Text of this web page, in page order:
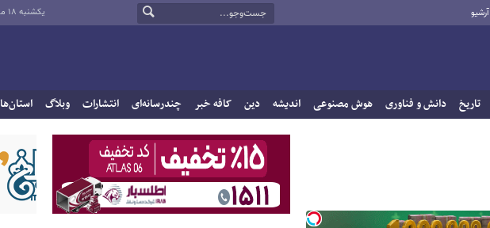
آرشیو یکشنبه ۱۸ مرداد ۱۴۰۵
تاریخ دانش و فناوری هوش مصنوعی اندیشه دین کافه خبر چندرسانه‌ای انتشارات وبلاگ استان‌ها